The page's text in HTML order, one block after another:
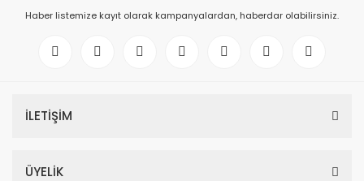
Haber listemize kayıt olarak kampanyalardan, haberdar olabilirsiniz.
İLETİŞİM
ÜYELİK